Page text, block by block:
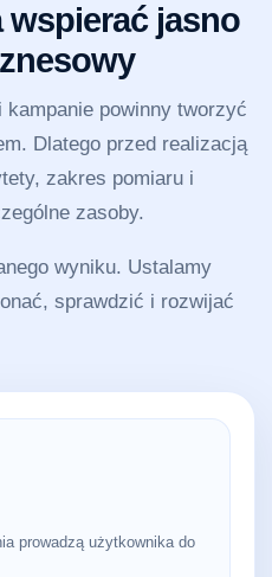
wspierać jasno
powinny tworzyć
Dlatego przed realizacją
zakres pomiaru i
zasoby.
wyniku. Ustalamy
sprawdzić i rozwijać
prowadzą użytkownika do